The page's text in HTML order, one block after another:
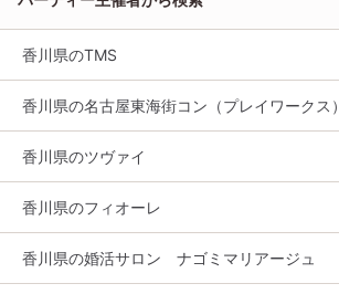
香川県のTMS
香川県の名古屋東海街コン（プレイワークス）
香川県のツヴァイ
香川県のフィオーレ
香川県の婚活サロン ナゴミマリアージュ